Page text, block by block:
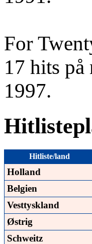
For
17 hits
1997.
Hitliste/land
Holland
Belgien
Vesttyskland
Østrig
Schweitz